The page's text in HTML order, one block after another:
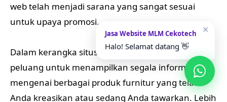
web telah menjadi sarana yang sangat sesuai
untuk upaya promosi.
Dalam kerangka situs web ini, Anda memiliki
peluang untuk menampilkan segala informasi
mengenai berbagai produk furnitur yang telah
Anda kreasikan atau sedang Anda tawarkan. Lebih
✕
Jasa Website MLM Cekotech
Halo! Selamat datang 👋